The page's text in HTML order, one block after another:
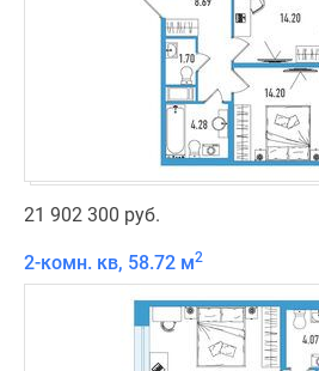
21 902 300 руб.
2-комн. кв, 58.72 м2